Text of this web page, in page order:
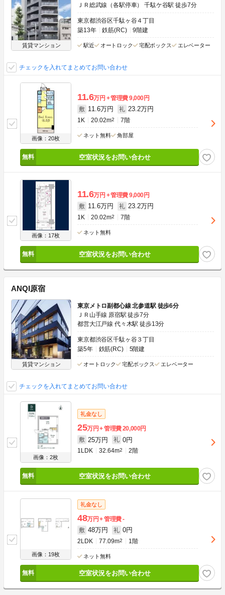
賃貸マンション
ＪＲ総武線（各駅停車） 千駄ケ谷駅 徒歩7分
東京都渋谷区千駄ヶ谷４丁目
築13年
鉄筋(RC) 9階建
駅近 オートロック 宅配ボックス エレベーター
チェックを入れてまとめてお問い合わせ
画像：20枚
11.6万円 管理費9,000円
敷 11.6万円 礼 23.2万円
1K 20.02m2 7階
ネット無料 角部屋
空室状況をお問い合わせ
画像：17枚
11.6万円 管理費9,000円
敷 11.6万円 礼 23.2万円
1K 20.02m2 7階
ネット無料
空室状況をお問い合わせ
ANQI原宿
賃貸マンション
東京メトロ副都心線 北参道駅 徒歩6分
ＪＲ山手線 原宿駅 徒歩7分
都営大江戸線 代々木駅 徒歩13分
東京都渋谷区千駄ヶ谷３丁目
築5年
鉄筋(RC) 5階建
オートロック 宅配ボックス エレベーター
チェックを入れてまとめてお問い合わせ
画像：2枚
礼金なし
25万円 管理費20,000円
敷 25万円 礼 0円
1LDK 32.64m2 2階
空室状況をお問い合わせ
画像：19枚
礼金なし
48万円 管理費-
敷 48万円 礼 0円
2LDK 77.09m2 1階
ネット無料
空室状況をお問い合わせ